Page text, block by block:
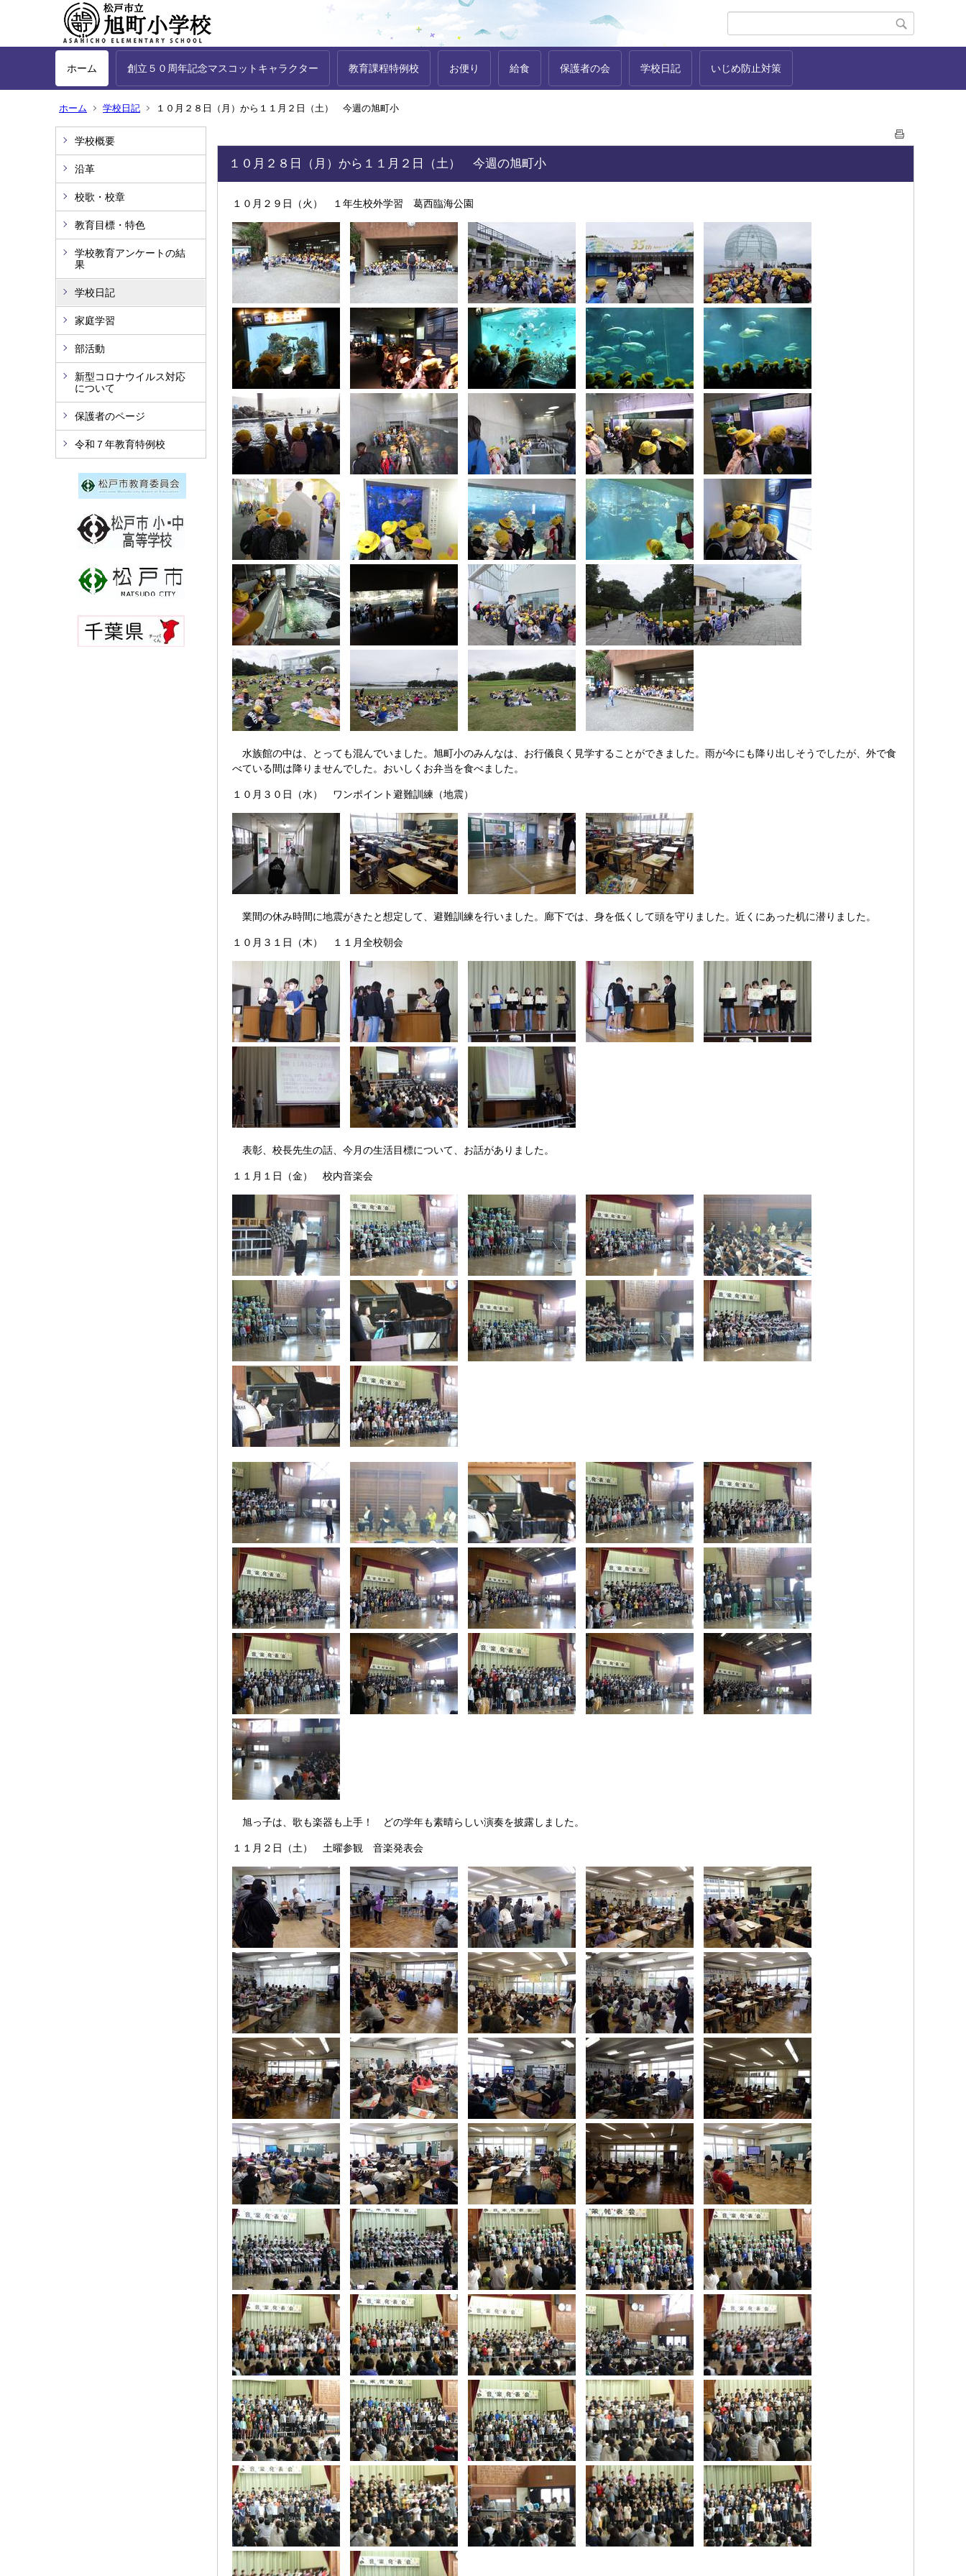
ホーム 創立５０周年記念マスコットキャラクター 教育課程特例校 お便り 給食 保護者の会 学校日記 いじめ防止対策
ホーム 学校日記 １０月２８日（月）から１１月２日（土） 今週の旭町小
学校概要
沿革
校歌・校章
教育目標・特色
学校教育アンケートの結
果
学校日記
家庭学習
部活動
新型コロナウイルス対応
について
保護者のページ
令和７年教育特例校
１０月２８日（月）から１１月２日（土） 今週の旭町小
１０月２９日（火） １年生校外学習 葛西臨海公園
水族館の中は、とっても混んでいました。旭町小のみんなは、お行儀良く見学することができました。雨が今にも降り出しそうでしたが、外で食
べている間は降りませんでした。おいしくお弁当を食べました。
１０月３０日（水） ワンポイント避難訓練（地震）
業間の休み時間に地震がきたと想定して、避難訓練を行いました。廊下では、身を低くして頭を守りました。近くにあった机に潜りました。
１０月３１日（木） １１月全校朝会
表彰、校長先生の話、今月の生活目標について、お話がありました。
１１月１日（金） 校内音楽会
旭っ子は、歌も楽器も上手！ どの学年も素晴らしい演奏を披露しました。
１１月２日（土） 土曜参観 音楽発表会